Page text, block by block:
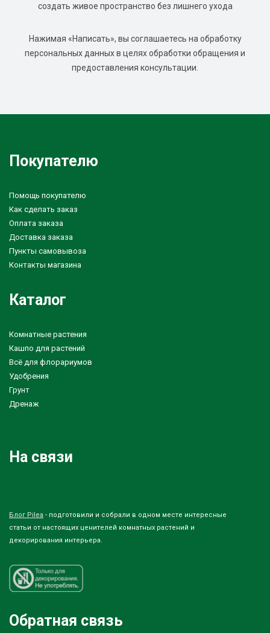
создать живое пространство без лишнего ухода
Нажимая «Написать», вы соглашаетесь на обработку
персональных данных в целях обработки обращения и
предоставления консультации.
Покупателю
Помощь покупателю
Как сделать заказ
Оплата заказа
Доставка заказа
Пункты самовывоза
Контакты магазина
Каталог
Комнатные растения
Кашпо для растений
Всё для флорариумов
Удобрения
Грунт
Дренаж
На связи
Блог Pilea - подготовили и собрали в одном месте интересные
статьи от настоящих ценителей комнатных растений и
декорирования интерьера.
Обратная связь